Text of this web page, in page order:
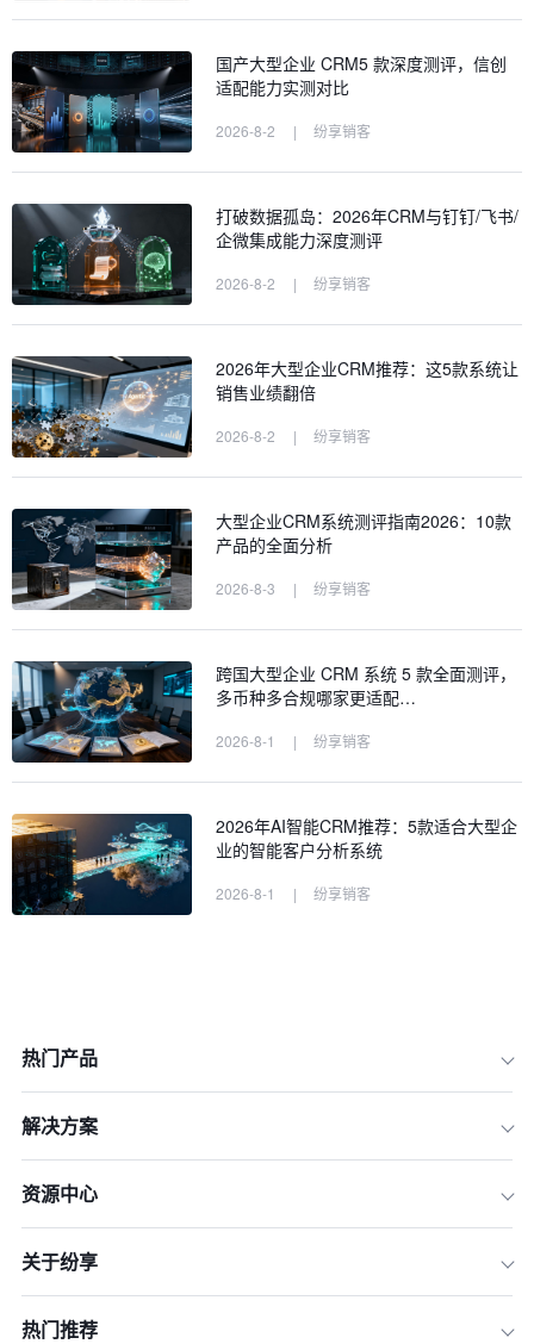
评测维度三：AI原生应用与业务融合度
国产大型企业 CRM5 款深度测评，信创
适配能力实测对比
2026-8-2 | 纷享销客
打破数据孤岛：2026年CRM与钉钉/飞书/
企微集成能力深度测评
2026-8-2 | 纷享销客
2026年大型企业CRM推荐：这5款系统让
销售业绩翻倍
2026-8-2 | 纷享销客
大型企业CRM系统测评指南2026：10款
产品的全面分析
2026-8-3 | 纷享销客
跨国大型企业 CRM 系统 5 款全面测评，
多币种多合规哪家更适配…
2026-8-1 | 纷享销客
2026年AI智能CRM推荐：5款适合大型企
业的智能客户分析系统
2026-8-1 | 纷享销客
热门产品
解决方案
资源中心
关于纷享
热门推荐